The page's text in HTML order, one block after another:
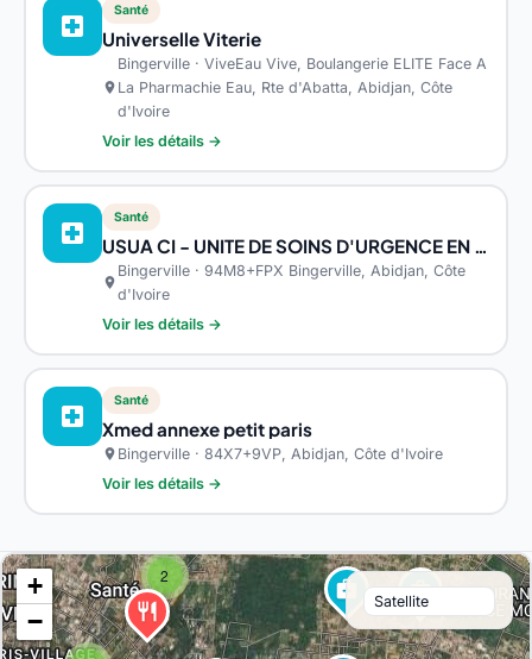
local_hospital
Santé
Universelle Viterie
location_on
Bingerville · ViveEau Vive, Boulangerie ELITE Face A
La Pharmachie Eau, Rte d'Abatta, Abidjan, Côte
d'Ivoire
Voir les détails →
local_hospital
Santé
USUA CI - UNITE DE SOINS D'URGENCE EN ADDICTOLOGIE
location_on
Bingerville · 94M8+FPX Bingerville, Abidjan, Côte
d'Ivoire
Voir les détails →
local_hospital
Santé
Xmed annexe petit paris
location_on Bingerville · 84X7+9VP, Abidjan, Côte d'Ivoire
Voir les détails →
restaurant
2
medical_services
medical_services
+
−